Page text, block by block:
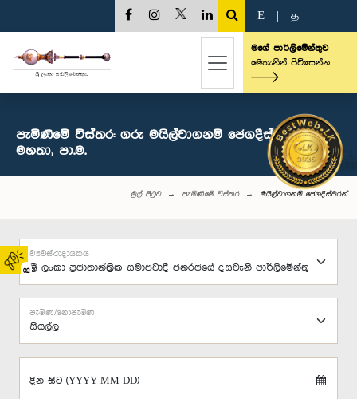
02
E த
මගේ පාර්ලිමේන්තුව
මෙතැනින් පිවිසෙන්න
පැමිණීමේ විස්තර: ගරු මයිල්වාගනම් ජෙගදීස්වරන්
මහතා, පා.ම.
මුල් පිටුව පැමිණීමේ විස්තර මයිල්වාගනම් ජෙගදීස්වරන්
ව්‍යවස්ථාදායකය
පැමිණි/නොපැමිණි
දින සිට (YYYY-MM-DD)